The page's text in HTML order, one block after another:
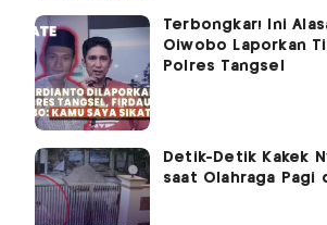
Terbongkar! Ini
Oiwobo Laporkan
Polres Tangsel
Detik-Detik Kakek
saat Olahraga Pagi